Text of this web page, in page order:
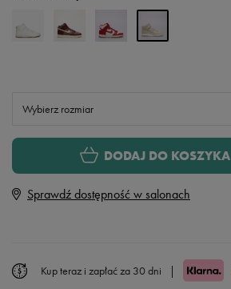
Wybierz rozmiar
Rozmiary EU Rozmiary US
22,5 cm
37,5 23,5 cm
DODAJ DO KOSZYKA
Sprawdź dostępność w salonach
Kup teraz i zapłać za 30 dni |